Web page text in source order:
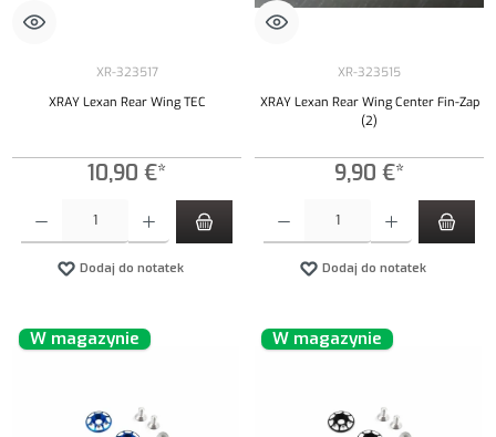
XR-323517
XRAY Lexan Rear Wing TEC
10,90 €*
Dodaj do notatek
XR-323515
XRAY Lexan Rear Wing Center Fin-Zap
(2)
9,90 €*
Dodaj do notatek
W magazynie W magazynie